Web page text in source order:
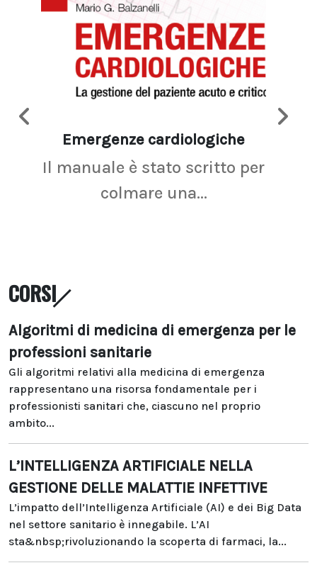
Emergenze cardiologiche
Il manuale è stato scritto per
colmare una...
CORSI
Algoritmi di medicina di emergenza per le
professioni sanitarie
Gli algoritmi relativi alla medicina di emergenza
rappresentano una risorsa fondamentale per i
professionisti sanitari che, ciascuno nel proprio
ambito...
L’INTELLIGENZA ARTIFICIALE NELLA
GESTIONE DELLE MALATTIE INFETTIVE
L’impatto dell’Intelligenza Artificiale (AI) e dei Big Data
nel settore sanitario è innegabile. L’AI
sta&nbsp;rivoluzionando la scoperta di farmaci, la...